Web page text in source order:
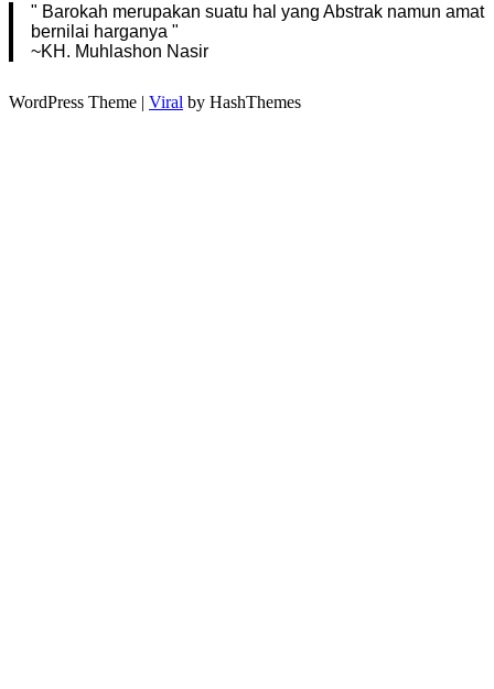
" Barokah merupakan suatu hal yang Abstrak namun amat
bernilai harganya "
~KH. Muhlashon Nasir
WordPress Theme | Viral by HashThemes